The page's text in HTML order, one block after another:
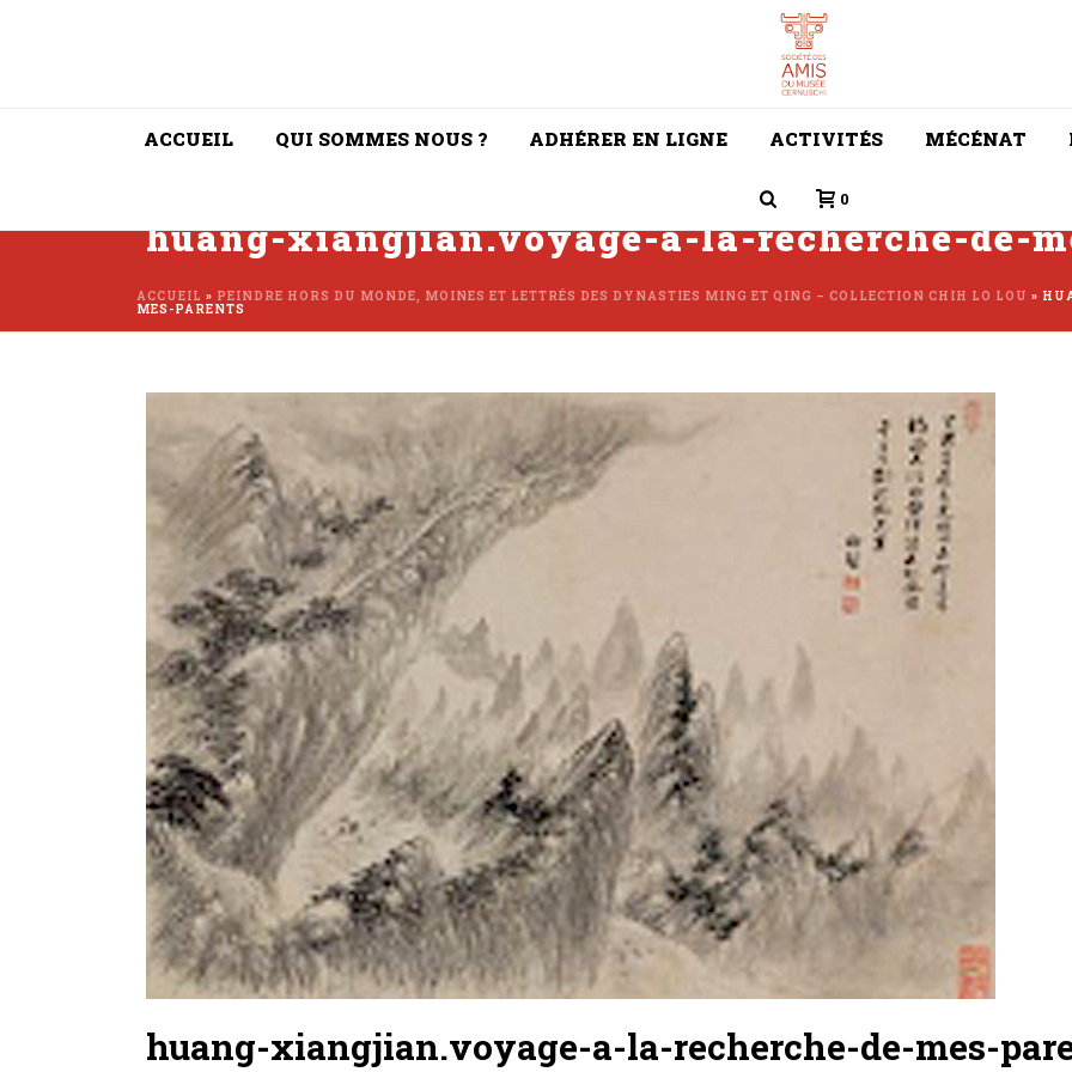
ACCUEIL QUI SOMMES NOUS ? ADHÉRER EN LIGNE ACTIVITÉS MÉCÉNAT
0
huang-xiangjian.voyage-a-la-recherche-de-
ACCUEIL » PEINDRE HORS DU MONDE, MOINES ET LETTRÉS DES DYNASTIES MING ET QING – COLLECTION CHIH LO LOU »
MES-PARENTS
huang-xiangjian.voyage-a-la-recherche-de-mes-